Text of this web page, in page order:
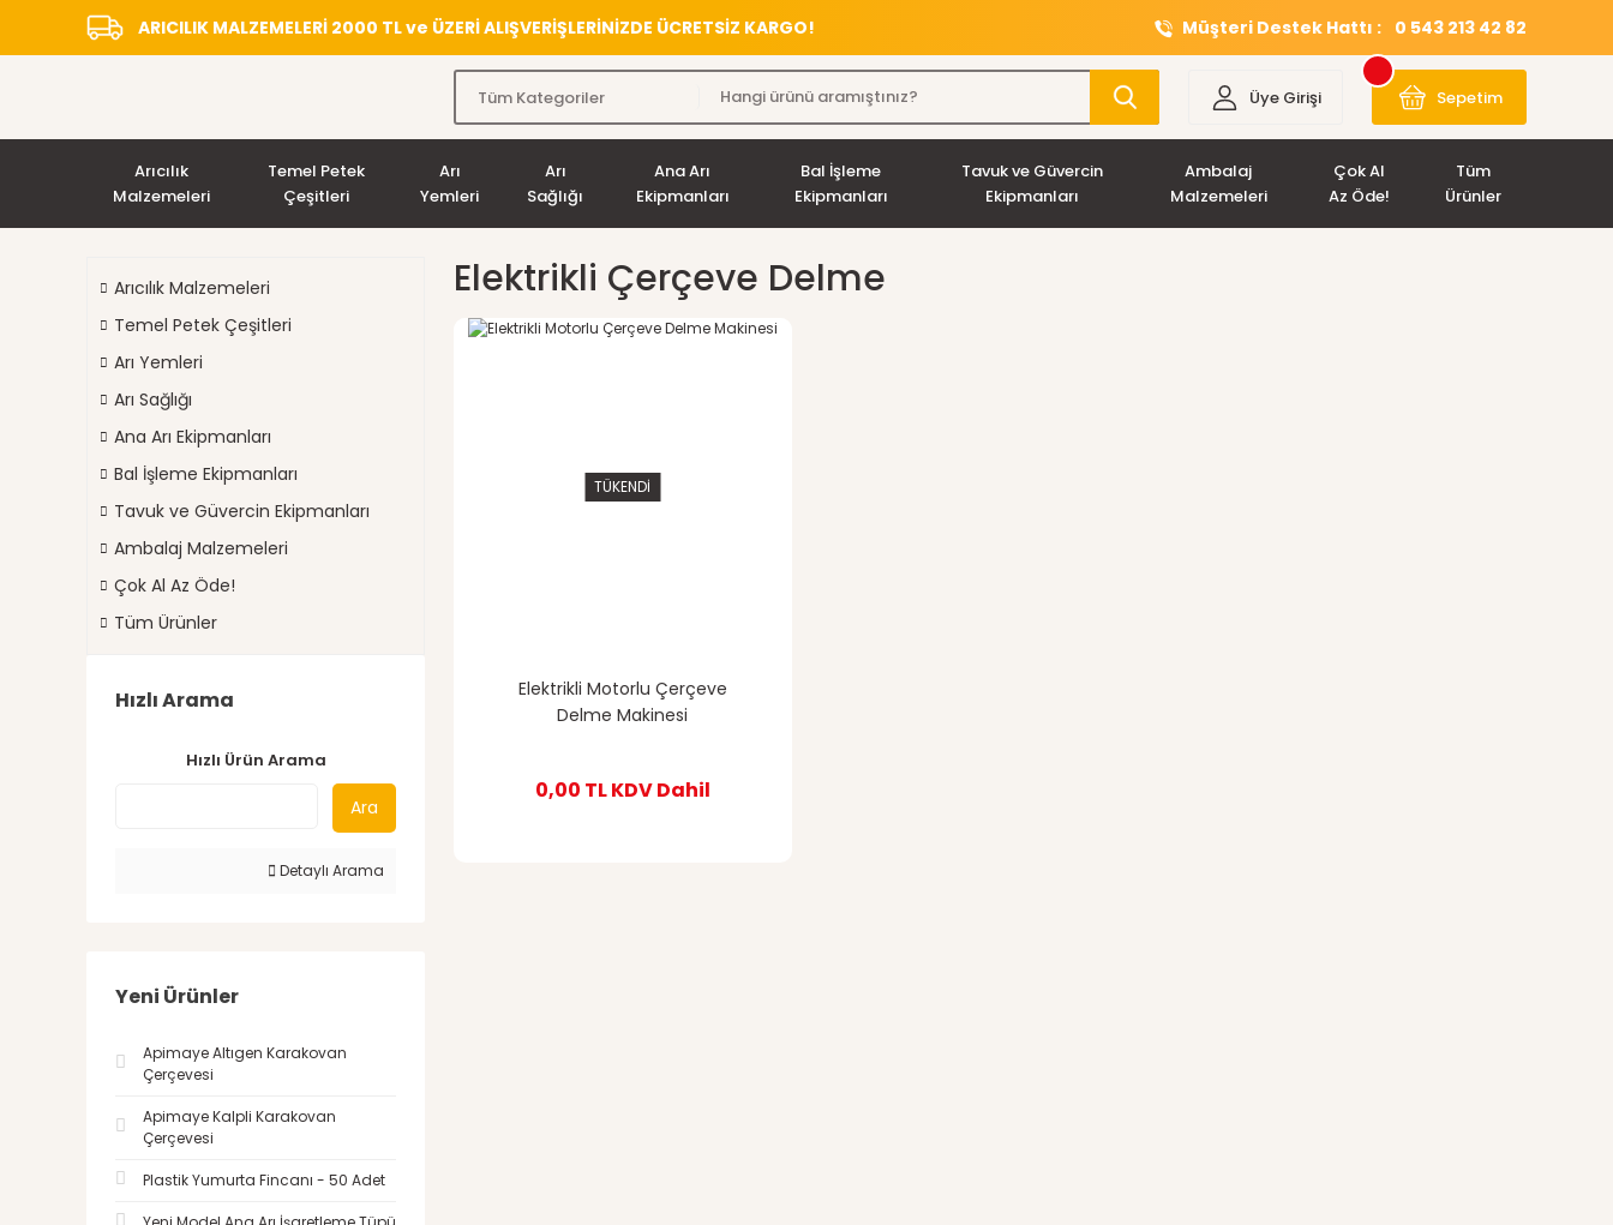
ARICILIK MALZEMELERİ 2000 TL ve ÜZERİ ALIŞVERİŞLERİNİZDE ÜCRETSİZ KARGO! Müşteri Destek Hattı : 0 543 213 42 82
Üye Girişi Sepetim
Arıcılık
Malzemeleri
Temel Petek
Çeşitleri
Arı
Yemleri
Arı
Sağlığı
Ana Arı
Ekipmanları
Bal İşleme
Ekipmanları
Tavuk ve Güvercin
Ekipmanları
Ambalaj
Malzemeleri
Çok Al
Az Öde!
Tüm
Ürünler
Arıcılık Malzemeleri
Temel Petek Çeşitleri
Arı Yemleri
Arı Sağlığı
Ana Arı Ekipmanları
Bal İşleme Ekipmanları
Tavuk ve Güvercin Ekipmanları
Ambalaj Malzemeleri
Çok Al Az Öde!
Tüm Ürünler
Hızlı Arama
Hızlı Ürün Arama
Ara
Detaylı Arama
Yeni Ürünler
Apimaye Altıgen Karakovan
Çerçevesi
Apimaye Kalpli Karakovan
Çerçevesi
Plastik Yumurta Fincanı - 50 Adet
Elektrikli Çerçeve Delme
TÜKENDİ
Elektrikli Motorlu Çerçeve
Delme Makinesi
0,00 TLKDV Dahil